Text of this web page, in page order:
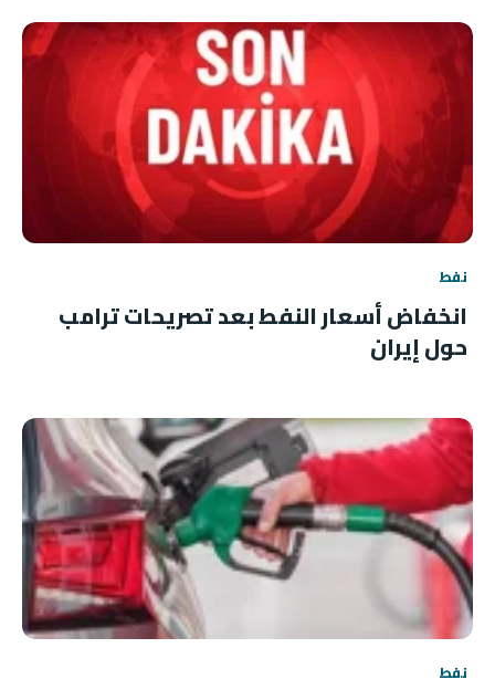
نفط
انخفاض أسعار النفط بعد تصريحات ترامب
حول إيران
نفط